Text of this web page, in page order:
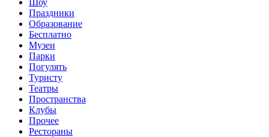
Праздники
Образование
Бесплатно
Музеи
Парки
Погулять
Туристу
Театры
Пространства
Клубы
Прочее
Рестораны